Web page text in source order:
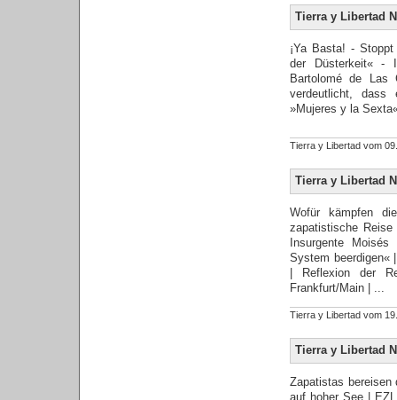
Tierra y Libertad
¡Ya Basta! -
der Düsterkeit« -
Bartolomé de Las
verdeutlicht,
»Mujeres y la
Tierra y Libertad vom
Tierra y Libertad
Wofür kämpfen
zapatistische
Insurgente
System beerdigen«
| Reflexion der
Frankfurt/Main | ...
Tierra y Libertad vom
Tierra y Libertad
Zapatistas
auf hoher See |